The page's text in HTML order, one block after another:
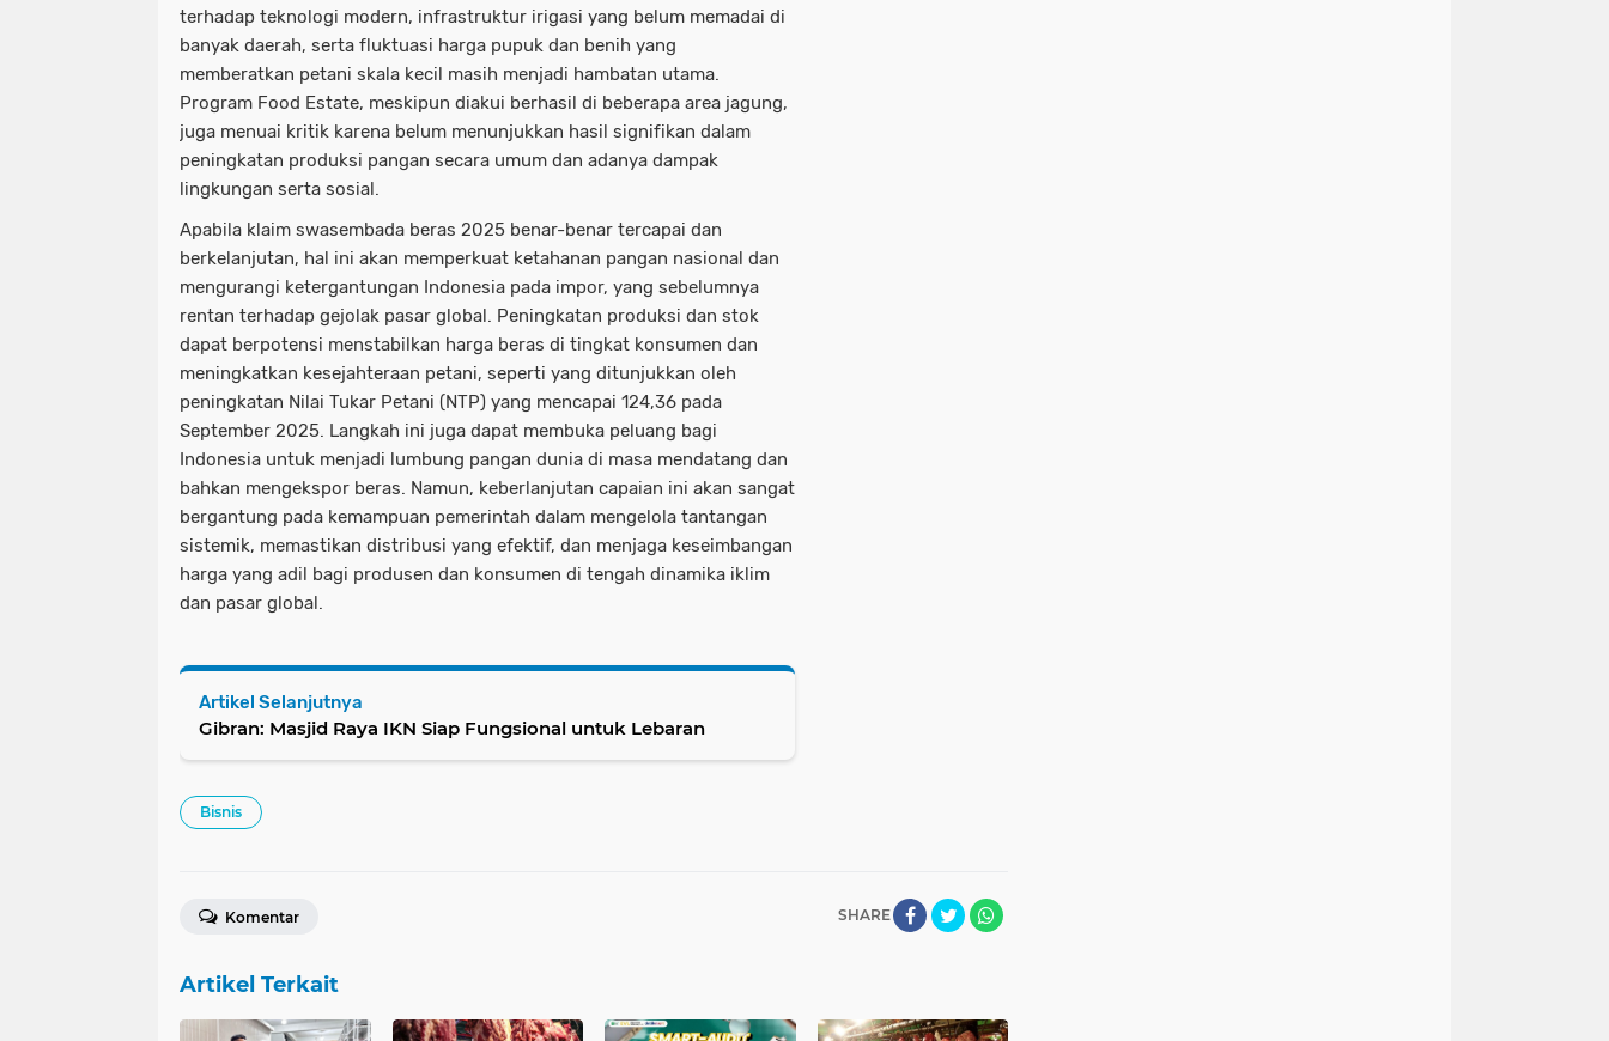
terhadap teknologi modern, infrastruktur irigasi yang belum memadai di
banyak daerah, serta fluktuasi harga pupuk dan benih yang
memberatkan petani skala kecil masih menjadi hambatan utama.
Program Food Estate, meskipun diakui berhasil di beberapa area jagung,
juga menuai kritik karena belum menunjukkan hasil signifikan dalam
peningkatan produksi pangan secara umum dan adanya dampak
lingkungan serta sosial.
Apabila klaim swasembada beras 2025 benar-benar tercapai dan
berkelanjutan, hal ini akan memperkuat ketahanan pangan nasional dan
mengurangi ketergantungan Indonesia pada impor, yang sebelumnya
rentan terhadap gejolak pasar global. Peningkatan produksi dan stok
dapat berpotensi menstabilkan harga beras di tingkat konsumen dan
meningkatkan kesejahteraan petani, seperti yang ditunjukkan oleh
peningkatan Nilai Tukar Petani (NTP) yang mencapai 124,36 pada
September 2025. Langkah ini juga dapat membuka peluang bagi
Indonesia untuk menjadi lumbung pangan dunia di masa mendatang dan
bahkan mengekspor beras. Namun, keberlanjutan capaian ini akan sangat
bergantung pada kemampuan pemerintah dalam mengelola tantangan
sistemik, memastikan distribusi yang efektif, dan menjaga keseimbangan
harga yang adil bagi produsen dan konsumen di tengah dinamika iklim
dan pasar global.
Artikel Selanjutnya
Gibran: Masjid Raya IKN Siap Fungsional untuk Lebaran
Bisnis
SHARE
Komentar
Artikel Terkait